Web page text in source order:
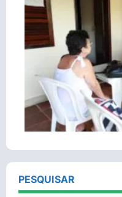
PESQUISAR